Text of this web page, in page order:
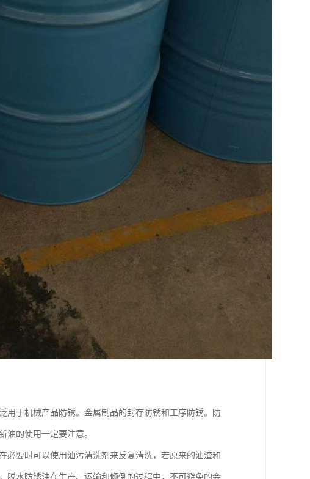
用于机械产品防锈。金属制品的封存防锈和工序防锈。防
油的使用一定要注意。
必要时可以使用油污清洗剂来反复清洗，若原来的油渣和
脱水防锈油在生产、运输和倾倒的过程中，不可避免的会